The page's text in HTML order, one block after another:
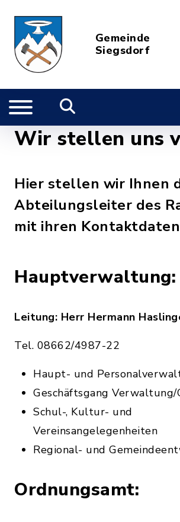
Gemeinde
Siegsdorf
Wir stellen uns
Hier stellen wir Ihnen
Abteilungsleiter des
mit ihren
Hauptverwaltung:
Leitung: Herr Hermann
Tel. 08662/4987-22
Haupt- und
Geschäftsgang
Schul-, Kultur- und
Vereinsangelegenheiten
Regional- und
Ordnungsamt: